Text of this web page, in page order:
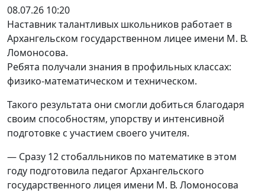
08.07.26 10:20
Наставник талантливых школьников работает в
Архангельском государственном лицее имени М. В.
Ломоносова.
Ребята получали знания в профильных классах:
физико-математическом и техническом.
Такого результата они смогли добиться благодаря
своим способностям, упорству и интенсивной
подготовке с участием своего учителя.
— Сразу 12 стобалльников по математике в этом
году подготовила педагог Архангельского
государственного лицея имени М. В. Ломоносова